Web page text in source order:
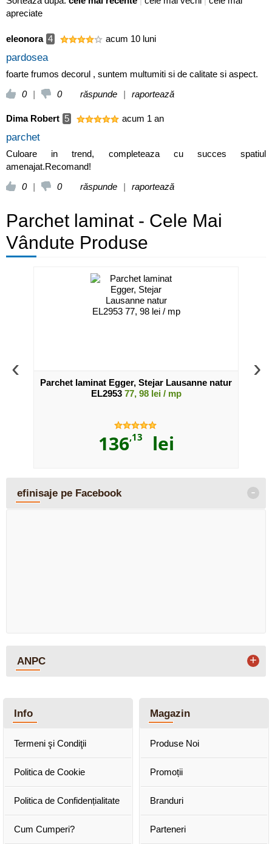
apreciate
eleonora 4 acum 10 luni
pardosea
foarte frumos decorul , suntem multumiti si de calitate si aspect.
0
| 0 răspunde | raportează
Dima Robert 5 acum 1 an
parchet
Culoare in trend, completeaza cu succes spatiul
amenajat.Recomand!
0
| 0 răspunde | raportează
Parchet laminat - Cele Mai
Vândute Produse
‹
Parchet laminat Egger, Stejar Lausanne natur
EL2953 77, 98 lei / mp
136,13 lei
›
efinisaje pe Facebook -
ANPC +
Info
Termeni şi Condiţii
Politica de Cookie
Politica de Confidențialitate
Cum Cumperi?
Magazin
Produse Noi
Promoții
Branduri
Parteneri